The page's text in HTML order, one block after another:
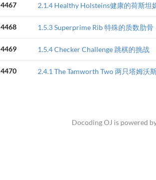
4467 2.1.4 Healthy Holsteins健康的荷斯坦
4468 1.5.3 Superprime Rib 特殊的质数肋骨
4469 1.5.4 Checker Challenge 跳棋的挑战
4470 2.4.1 The Tamworth Two 两只塔姆沃
Docoding OJ is powered